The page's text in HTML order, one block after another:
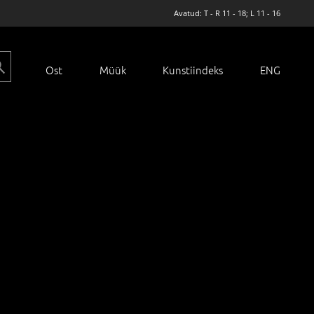
Avatud: T - R 11 - 18; L 11 - 16
Ost Müük Kunstiindeks ENG